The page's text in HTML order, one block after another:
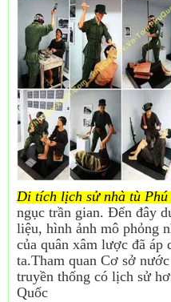
Di tích lịch sử nhà tù
ngục trần gian. Đến đây
liệu, hình ảnh mô phỏng
của quân xâm lược đã áp
ta.Tham quan Cơ sở
truyền thống có lịch sử
Quốc